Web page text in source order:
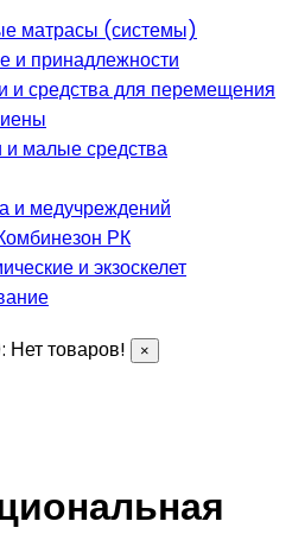
матрасы (системы)
и принадлежности
и средства для перемещения
и малые средства
и медучреждений
РК
и экзоскелет
товаров!
×